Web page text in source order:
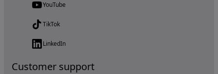
YouTube
TikTok
LinkedIn
Customer support